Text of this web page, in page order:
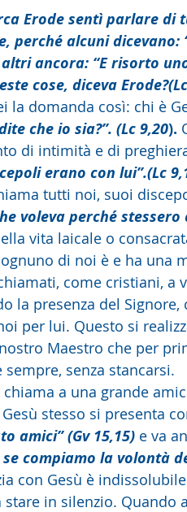
Erode sentì parlare di
perché alcuni
altri ancora: “E risorto
cose, diceva
la domanda così: chi è
che io sia?”. (Lc 9,20).
di intimità e di
erano con lui”.(Lc
tutti noi, suoi
voleva perché stessero
vita laicale o
di noi è e ha una
come cristiani, a
la presenza del
per lui. Questo si
Maestro che per
sempre, senza stancarsi.
chiama a una grande
stesso si presenta
amici” (Gv 15,15) e va
compiamo la volontà
con Gesù è
stare in silenzio. Quando